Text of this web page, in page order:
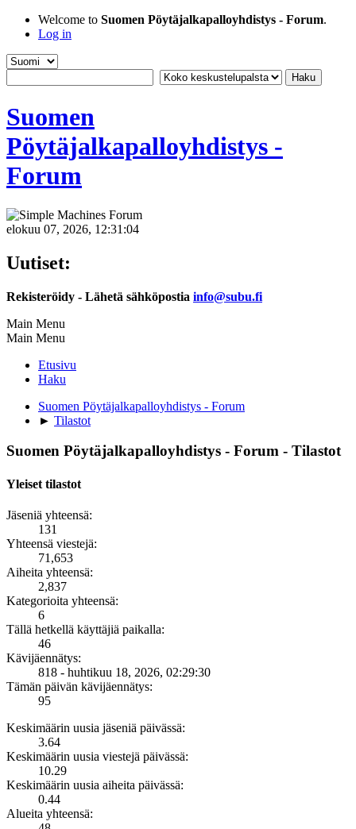
Welcome to Suomen Pöytäjalkapalloyhdistys - Forum.
Log in
Suomen
Pöytäjalkapalloyhdistys -
Forum
elokuu 07, 2026, 12:31:04
Uutiset:
Rekisteröidy - Lähetä sähköpostia info@subu.fi
Main Menu
Main Menu
Etusivu
Haku
Suomen Pöytäjalkapalloyhdistys - Forum
► Tilastot
Suomen Pöytäjalkapalloyhdistys - Forum - Tilastot
Yleiset tilastot
Jäseniä yhteensä:
131
Yhteensä viestejä:
71,653
Aiheita yhteensä:
2,837
Kategorioita yhteensä:
6
Tällä hetkellä käyttäjiä paikalla:
46
Kävijäennätys:
818 - huhtikuu 18, 2026, 02:29:30
Tämän päivän kävijäennätys:
95
Keskimäärin uusia jäseniä päivässä:
3.64
Keskimäärin uusia viestejä päivässä:
10.29
Keskimäärin uusia aiheita päivässä:
0.44
Alueita yhteensä: